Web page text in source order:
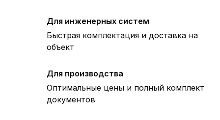
Для инженерных систем
Быстрая комплектация и доставка на
объект
Для производства
Оптимальные цены и полный комплект
документов